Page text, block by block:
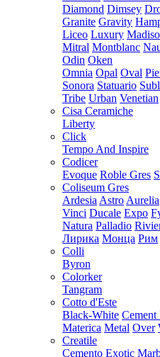
Diamond Dimsey
Granite Gravity
Liceo Luxury
Mitral Montblanc
Odin Oken
Omnia Opal Oval
Sonora Statuario
Tribe Urban Venetian
Cisa Ceramiche
Liberty
Click
Tempo And Inspire
Codicer
Evoque Roble Gres
Coliseum Gres
Ardesia Astro Aurelia
Vinci Ducale Expo
Natura Palladio
Лирика Монца Рим
Colli
Byron
Colorker
Tangram
Cotto d'Este
Black-White Cement
Materica Metal Over
Creatile
Cemento Exotic